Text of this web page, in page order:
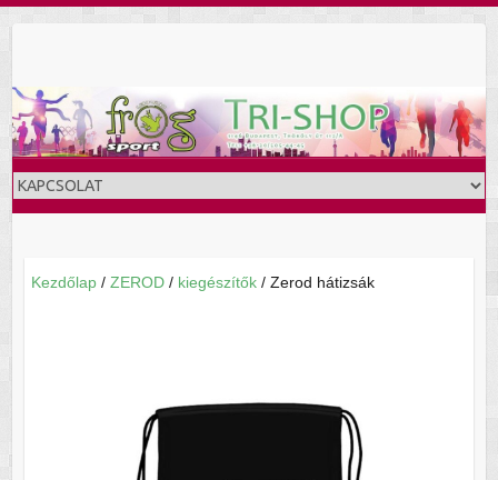
Kezdőlap/ ZEROD/ kiegészítők/ Zerod hátizsák